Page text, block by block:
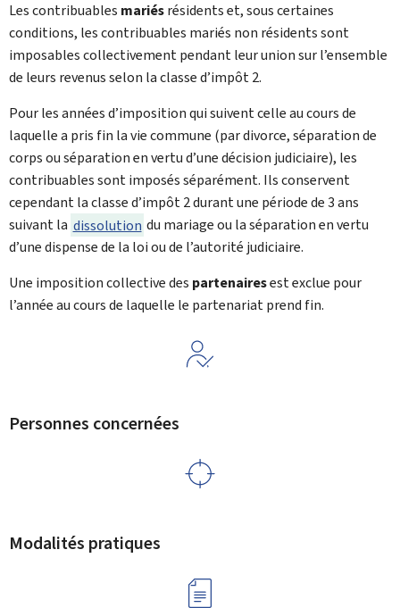
Les contribuables mariésrésidents et, sous certaines
conditions, les contribuables mariés non résidents sont
imposables collectivement pendant leur union sur l’ensemble
de leurs revenus selon la classe d’impôt 2.
Pour les années d’imposition qui suivent celle au cours de
laquelle a pris fin la vie commune (par divorce, séparation de
corps ou séparation en vertu d’une décision judiciaire), les
contribuables sont imposés séparément. Ils conservent
cependant la classe d’impôt 2 durant une période de 3 ans
suivant la dissolution du mariage ou la séparation en vertu
d’une dispense de la loi ou de l’autorité judiciaire.
Une imposition collective des partenairesest exclue pour
l’année au cours de laquelle le partenariat prend fin.
Personnes concernées
Modalités pratiques